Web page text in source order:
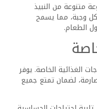
سلسة في منتجع جاز
الوصول في الساعة
إضافية.
بالتوافر ورسوم